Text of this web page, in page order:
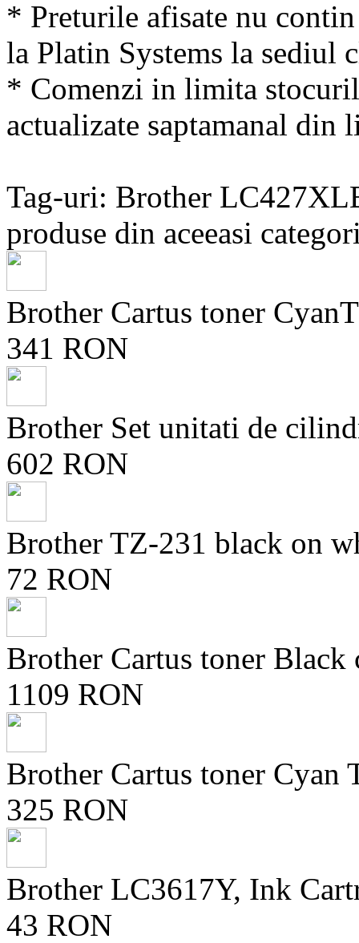
* Preturile afisate nu
la Platin Systems la sediul
* Comenzi in limita
actualizate saptamanal
Tag-uri: Brother
produse din aceeasi
Brother Cartus toner
341 RON
Brother Set unitati de
602 RON
Brother TZ-231 black on
72 RON
Brother Cartus toner
1109 RON
Brother Cartus toner
325 RON
Brother LC3617Y, Ink
43 RON